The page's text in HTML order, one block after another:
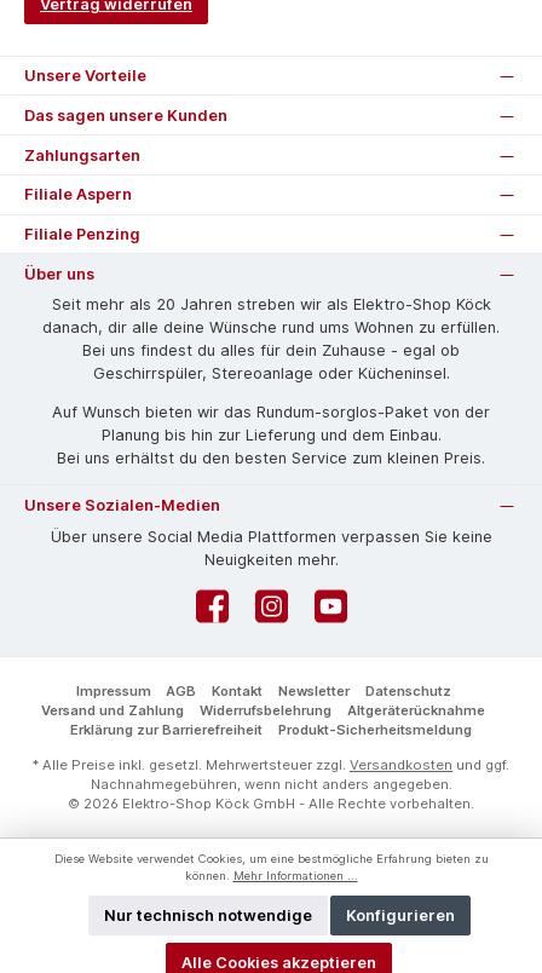
Vertrag widerrufen
Unsere Vorteile
Das sagen unsere Kunden
Zahlungsarten
Filiale Aspern
Filiale Penzing
Über uns
Seit mehr als 20 Jahren streben wir als Elektro-Shop Köck
danach, dir alle deine Wünsche rund ums Wohnen zu erfüllen.
Bei uns findest du alles für dein Zuhause - egal ob
Geschirrspüler, Stereoanlage oder Kücheninsel.
Auf Wunsch bieten wir das Rund­um-sorg­los-Pa­ket von der
Planung bis hin zur Lieferung und dem Einbau.
Bei uns erhältst du den besten Service zum kleinen Preis.
Unsere Sozialen-Medien
Über unsere Social Media Plattformen verpassen Sie keine
Neuigkeiten mehr.
FacebookInstagramYouTube
Impressum AGB Kontakt Newsletter
Datenschutz
Versand und Zahlung
Widerrufsbelehrung
Altgeräterücknahme
Erklärung zur Barrierefreiheit
Produkt-Sicherheitsmeldung
* Alle Preise inkl. gesetzl. Mehrwertsteuer zzgl. Versandkosten und ggf.
Nachnahmegebühren, wenn nicht anders angegeben.
© 2026 Elektro-Shop Köck GmbH - Alle Rechte vorbehalten.
Diese Website verwendet Cookies, um eine bestmögliche Erfahrung bieten zu
können.
Mehr Informationen ...
Nur technisch notwendige Konfigurieren
Alle Cookies akzeptieren